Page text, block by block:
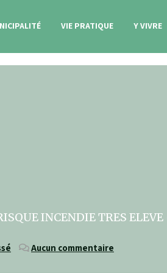
VIE PRATIQUE Y VIVRE
INCENDIE TRES
Aucun commentaire